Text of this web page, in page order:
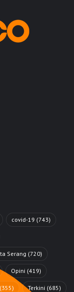
covid-19 (743)
Serang (720)
Opini (419)
(355) Terkini (685)